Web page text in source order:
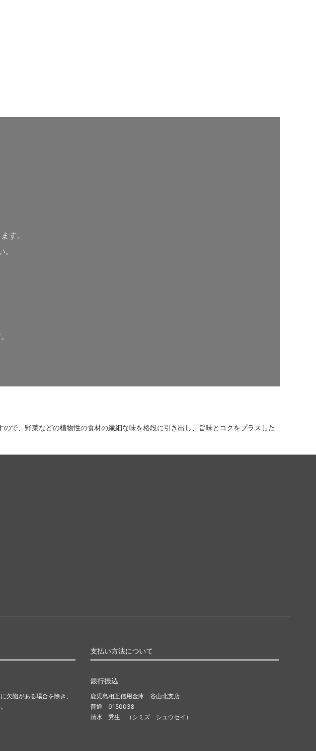
す。
で、野菜などの植物性の食材の繊細な味を格段に引き出し、旨味とコクをプラスした
欠陥がある場合を除き、
支払い方法について
銀行振込
鹿児島相互信用金庫 谷山北支店
普通 0150038
清水 秀生 （シミズ シュウセイ）